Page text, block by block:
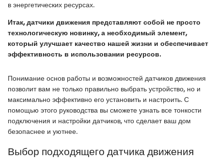
в энергетических ресурсах.
Итак, датчики движения представляют собой не просто
технологическую новинку, а необходимый элемент,
который улучшает качество нашей жизни и обеспечивает
эффективность в использовании ресурсов.
Понимание основ работы и возможностей датчиков движения
позволит вам не только правильно выбрать устройство, но и
максимально эффективно его установить и настроить. С
помощью этого руководства вы сможете узнать все тонкости
подключения и настройки датчиков, что сделает ваш дом
безопаснее и уютнее.
Выбор подходящего датчика движения